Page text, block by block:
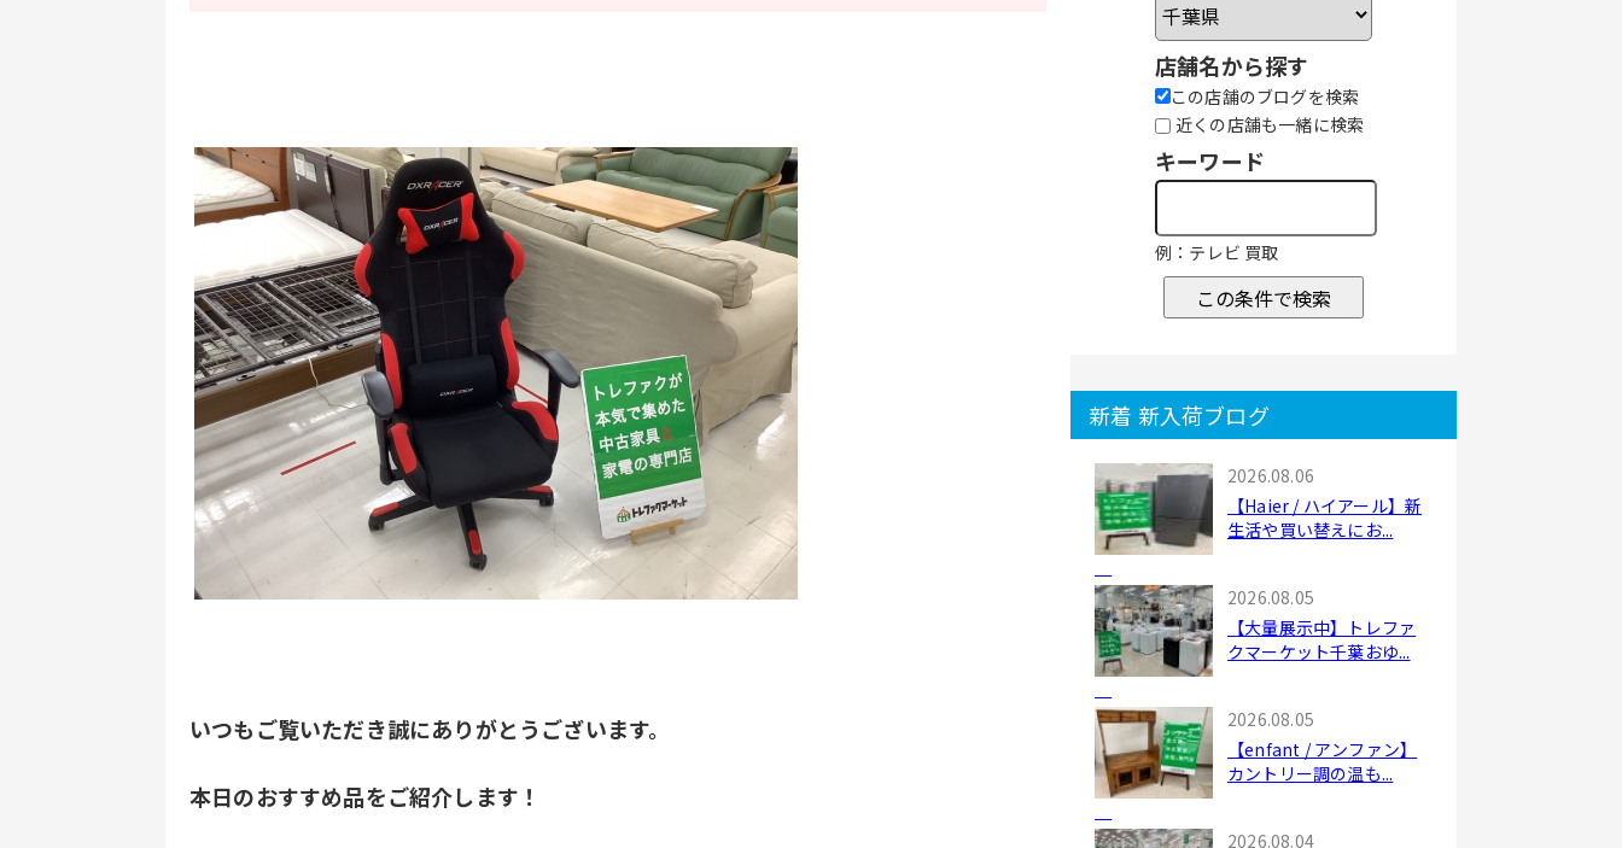
いつもご覧いただき誠にありがとうございます。
本日のおすすめ品をご紹介します！
店舗名から探す
この店舗のブログを検索
近くの店舗も一緒に検索
キーワード
例：テレビ 買取
この条件で検索
新着 新入荷ブログ
2026.08.06
【Haier / ハイアール】新
生活や買い替えにお...
2026.08.05
【大量展示中】トレファ
クマーケット千葉おゆ...
2026.08.05
【enfant / アンファン】
カントリー調の温も...
2026.08.04